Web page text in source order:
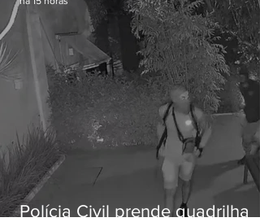
Polícia Civil prende quadrilha